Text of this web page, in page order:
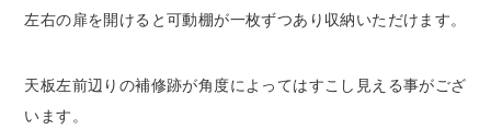
左右の扉を開けると可動棚が一枚ずつあり収納いただけます。
天板左前辺りの補修跡が角度によってはすこし見える事がござ
います。